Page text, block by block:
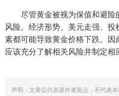
尽管黄金被视为保值和避
风险。经济形势、美元走强、
素都可能导致黄金价格下跌。因
应该充分了解相关风险并制定相
声明：文章仅代表原作者观点，不代表